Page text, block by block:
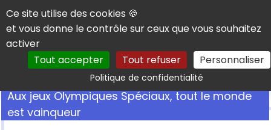
Panneau de gestion des cookies
Ce site utilise des cookies 🍪
et vous donne le contrôle sur ceux que vous souhaitez
activer
Tout accepter
Tout refuser Personnaliser
Politique de confidentialitéRechercher
Aux jeux Olympiques Spéciaux, tout le monde
est vainqueur